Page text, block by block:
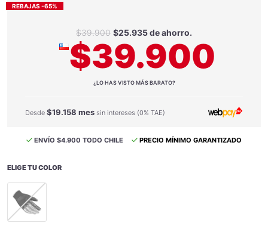
REBAJAS -65%
$39.900 $25.935 de ahorro.
$39.900
¿LO HAS VISTO MÁS BARATO?
Desde $19.158 mes sin intereses (0% TAE)
ENVÍO $4.900 TODO CHILE PRECIO MÍNIMO GARANTIZADO
ELIGE TU COLOR